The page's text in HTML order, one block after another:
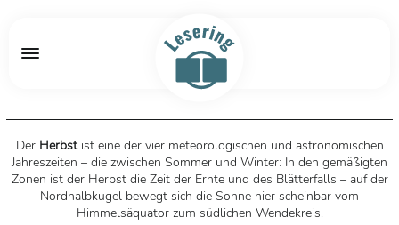
Der Herbstist eine der vier meteorologischen und astronomischen
Jahreszeiten – die zwischen Sommer und Winter: In den gemäßigten
Zonen ist der Herbst die Zeit der Ernte und des Blätterfalls – auf der
Nordhalbkugel bewegt sich die Sonne hier scheinbar vom
Himmelsäquator zum südlichen Wendekreis.